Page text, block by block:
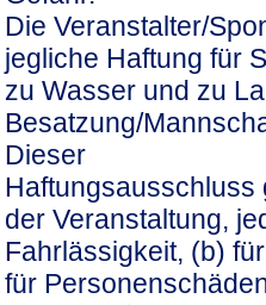
Die Veranstalter/
jegliche Haftung für
zu Wasser und zu
Besatzung/
Dieser
Haftungsausschluss
der Veranstaltung,
Fahrlässigkeit, (b)
für